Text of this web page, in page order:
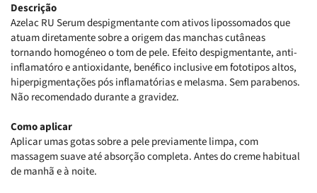
Descrição
Azelac RU Serum despigmentante com ativos lipossomados que
atuam diretamente sobre a origem das manchas cutâneas
tornando homogéneo o tom de pele. Efeito despigmentante, anti-
inflamatóro e antioxidante, benéfico inclusive em fototipos altos,
hiperpigmentações pós inflamatórias e melasma. Sem parabenos.
Não recomendado durante a gravidez.
Como aplicar
Aplicar umas gotas sobre a pele previamente limpa, com
massagem suave até absorção completa. Antes do creme habitual
de manhã e à noite.